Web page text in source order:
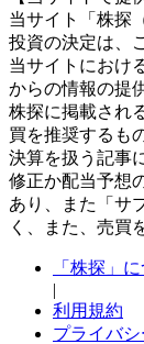
当サイト「株探
投資の決定は、
当サイトにおけ
からの情報の提
株探に掲載され
買を推奨するも
決算を扱う記事
修正か配当予想
あり、また「サ
く、また、売買
「株探」
|
利用規約
プライバ